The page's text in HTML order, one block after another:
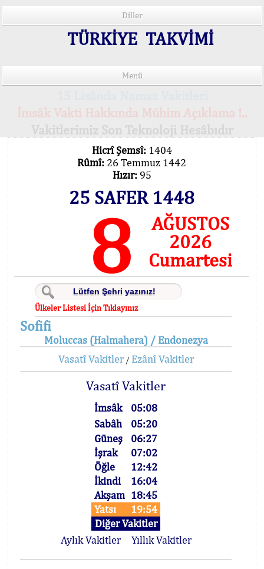
Diller
TÜRKİYE TAKVİMİ
Menü
Hicrî Şemsî: 1404
Rûmî: 26 Temmuz 1442
Hızır: 95
25 SAFER 1448
8
AĞUSTOS
2026
Cumartesi
Ülkeler Listesi İçin Tıklayınız
Sofifi
Moluccas (Halmahera) / Endonezya
Vasatî Vakitler/ Ezânî Vakitler
Vasatî Vakitler
İmsâk
05:08
Sabâh
05:20
Güneş
06:27
İşrak
07:02
Öğle
12:42
İkindi
16:04
Akşam 18:45
Yatsı
19:54
Diğer Vakitler
Aylık Vakitler
Yıllık Vakitler